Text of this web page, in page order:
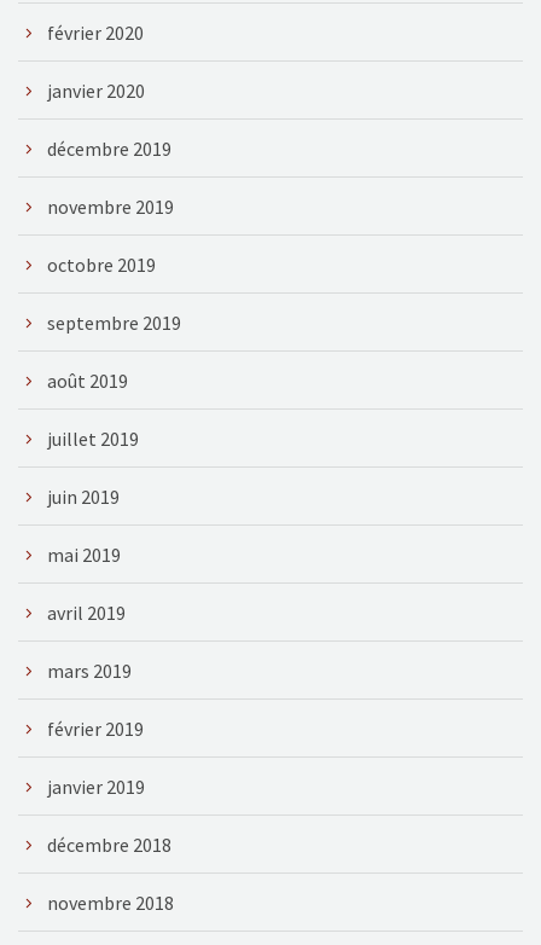
février 2020
janvier 2020
décembre 2019
novembre 2019
octobre 2019
septembre 2019
août 2019
juillet 2019
juin 2019
mai 2019
avril 2019
mars 2019
février 2019
janvier 2019
décembre 2018
novembre 2018